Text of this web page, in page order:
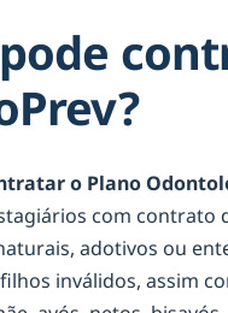
o Plano
com contrato
adotivos ou
inválidos, assim